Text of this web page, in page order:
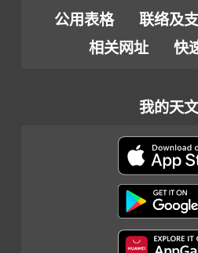
公用表格 联络及
相关网址
快
我的天